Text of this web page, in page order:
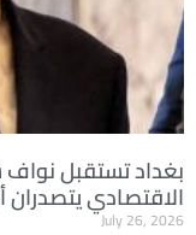
بغداد تستقبل نواف
الاقتصادي يتصدران
July 26, 2026